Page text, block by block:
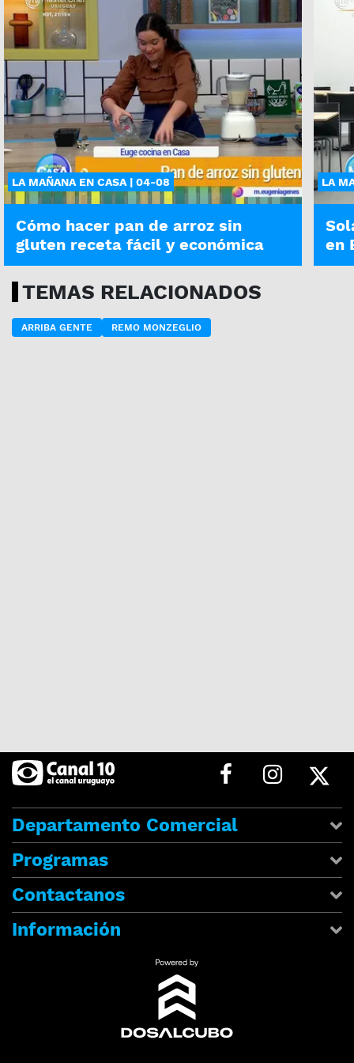
LA MAÑANA EN CASA | 04-08
Cómo hacer pan de arroz sin
gluten receta fácil y económica
LA
en
TEMAS RELACIONADOS
ARRIBA GENTE REMO MONZEGLIO
Departamento Comercial
Programas
Contactanos
Información